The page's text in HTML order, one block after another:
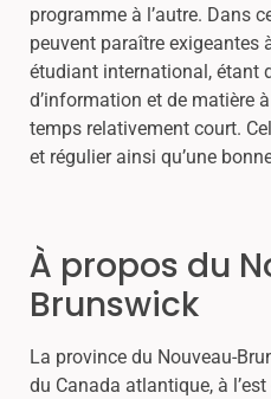
programme à l’autre. Dans
peuvent paraître exigeantes
étudiant international, étant
d’information et de matière
temps relativement court.
et régulier ainsi qu’une
À propos du
Brunswick
La province du Nouveau-
du Canada atlantique, à